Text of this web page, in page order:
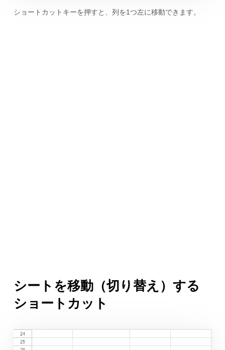
ショートカットキーを押すと、列を1つ左に移動できます。
シートを移動（切り替え）する
ショートカット